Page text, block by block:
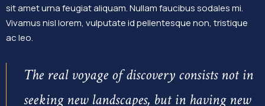
sit amet urna feugiat aliquam. Nullam faucibus sodales mi.
Vivamus nisl lorem, vulputate id pellentesque non, tristique
ac leo.
The real voyage of discovery consists not in
seeking new landscapes, but in having new